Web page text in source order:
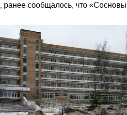
, ранее сообщалось, что